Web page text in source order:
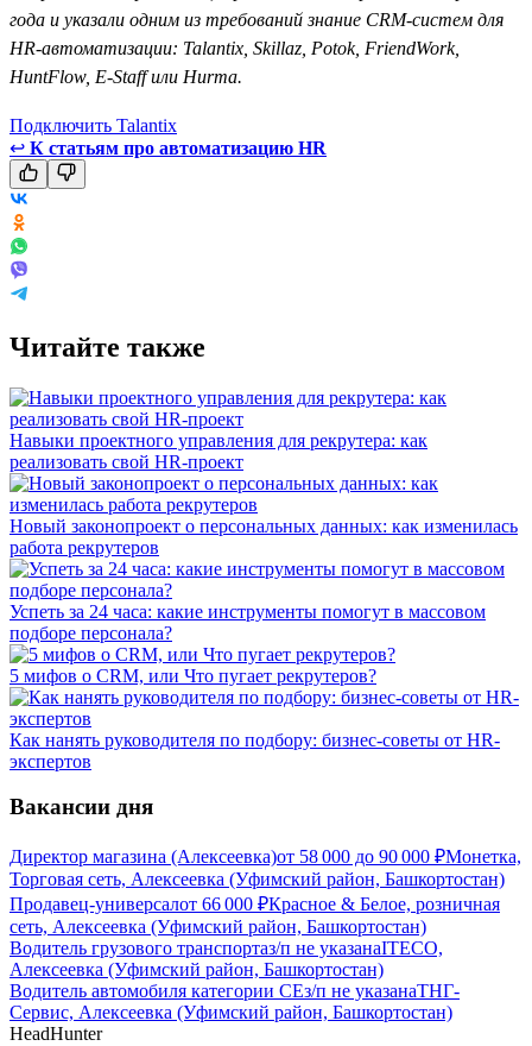
года и указали одним из требований знание CRM-систем для
HR-автоматизации: Talantix, Skillaz, Potok, FriendWork,
HuntFlow, E-Staff или Hurma.
Подключить Talantix
↩ К статьям про автоматизацию HR
Читайте также
Навыки проектного управления для рекрутера: как
реализовать свой HR-проект
Новый законопроект о персональных данных: как изменилась
работа рекрутеров
Успеть за 24 часа: какие инструменты помогут в массовом
подборе персонала?
5 мифов о CRM, или Что пугает рекрутеров?
Как нанять руководителя по подбору: бизнес-советы от HR-
экспертов
Вакансии дня
Директор магазина (Алексеевка)от 58 000 до 90 000 ₽Монетка,
Торговая сеть, Алексеевка (Уфимский район, Башкортостан)
Продавец-универсалот 66 000 ₽Красное & Белое, розничная
сеть, Алексеевка (Уфимский район, Башкортостан)
Водитель грузового транспортаз/п не указанаITECO,
Алексеевка (Уфимский район, Башкортостан)
Водитель автомобиля категории CЕз/п не указанаТНГ-
Сервис, Алексеевка (Уфимский район, Башкортостан)
HeadHunter